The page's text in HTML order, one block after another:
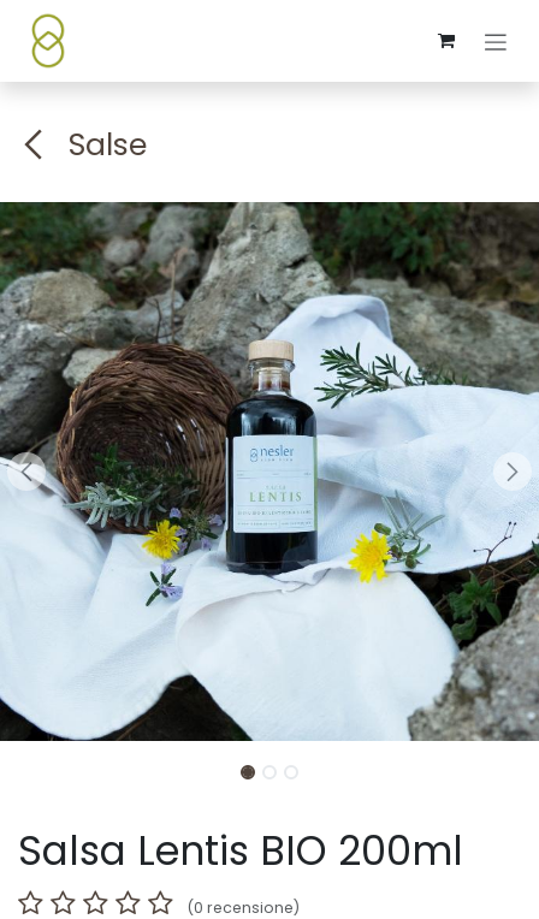
Passa al contenuto
Salse
Salsa Lentis BIO 200ml
(0 recensione)